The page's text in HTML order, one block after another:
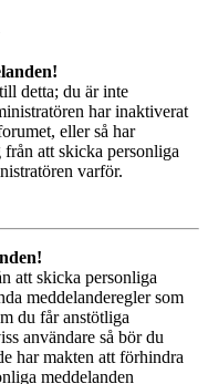
detta; du är inte
har inaktiverat
eller så har
att skicka personliga
varför.
att skicka personliga
meddelanderegler som
du får anstötliga
användare så bör du
har makten att förhindra
meddelanden